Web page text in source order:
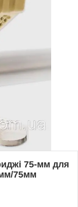
75-мм для
75мм